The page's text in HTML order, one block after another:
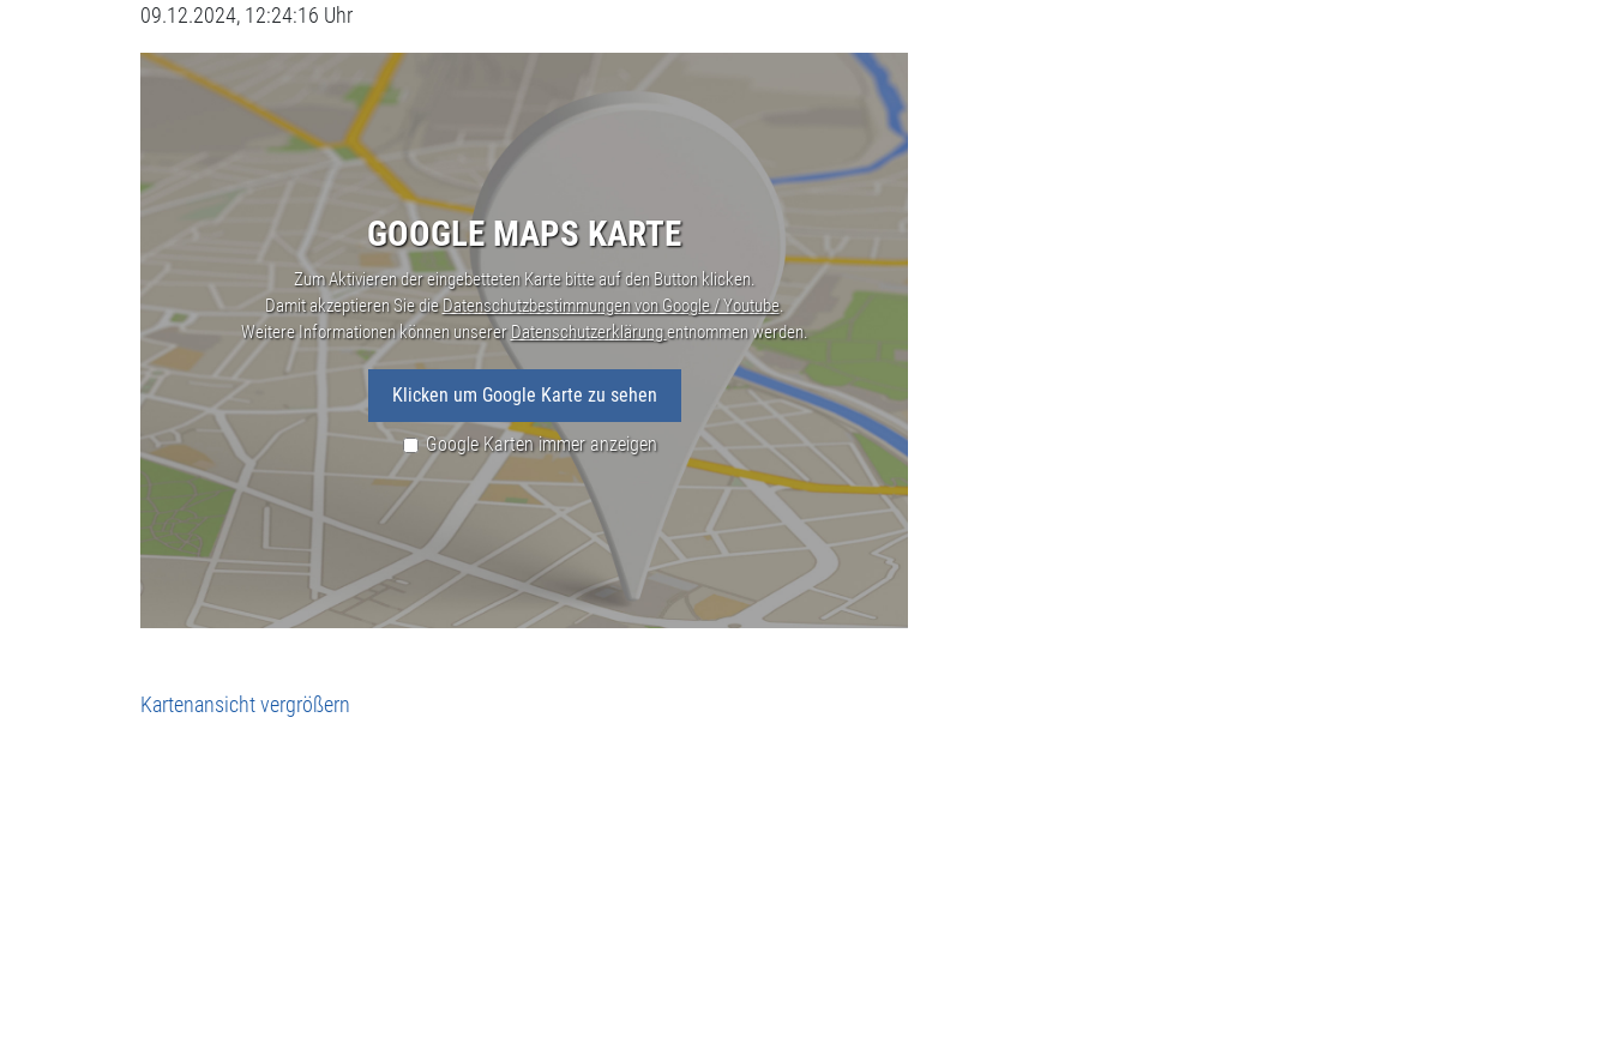
09.12.2024, 12:24:16 Uhr
GOOGLE MAPS KARTE
Zum Aktivieren der eingebetteten Karte bitte auf den Button klicken.
Damit akzeptieren Sie dieDatenschutzbestimmungen von Google / Youtube.
Weitere Informationen können unsererDatenschutzerklärungentnommen werden.
Klicken um Google Karte zu sehen
Google Karten immer anzeigen
Kartenansicht vergrößern